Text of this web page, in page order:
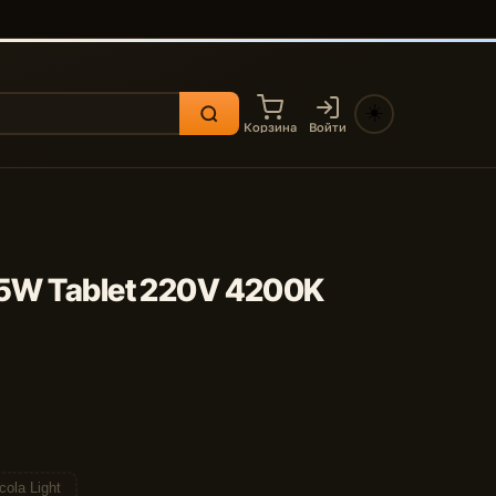
Корзина Войти
Tablet 220V 4200K
Light